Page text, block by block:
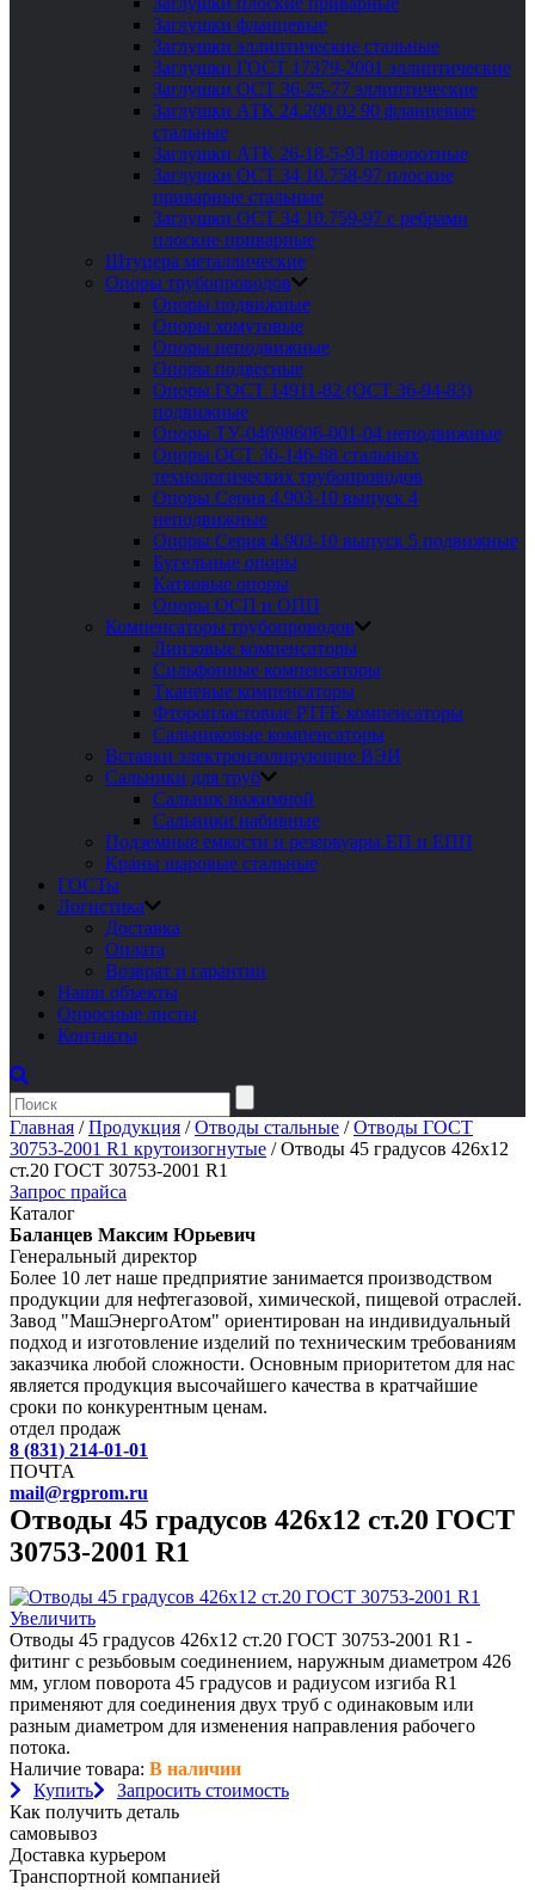
Заглушки фланцевые
Заглушки эллиптические стальные
Заглушки ГОСТ 17379-2001 эллиптические
Заглушки ОСТ 36-25-77 эллиптические
Заглушки АТК 24.200 02 90 фланцевые
стальные
Заглушки АТК 26-18-5-93 поворотные
Заглушки ОСТ 34 10.758-97 плоские
приварные стальные
Заглушки ОСТ 34 10.759-97 с ребрами
плоские приварные
Штуцера металлические
Опоры трубопроводов
Опоры подвижные
Опоры хомутовые
Опоры неподвижные
Опоры подвесные
Опоры ГОСТ 14911-82 (ОСТ 36-94-83)
подвижные
Опоры ТУ-04698606-001-04 неподвижные
Опоры ОСТ 36-146-88 стальных
технологических трубопроводов
Опоры Серия 4.903-10 выпуск 4
неподвижные
Опоры Серия 4.903-10 выпуск 5 подвижные
Бугельные опоры
Катковые опоры
Опоры ОСП и ОПП
Компенсаторы трубопроводов
Линзовые компенсаторы
Сильфонные компенсаторы
Тканевые компенсаторы
Фторопластовые PTFE компенсаторы
Сальниковые компенсаторы
Вставки электроизолирующие ВЭИ
Сальники для труб
Сальник нажимной
Сальники набивные
Подземные емкости и резервуары ЕП и ЕПП
Краны шаровые стальные
ГОСТы
Логистика
Доставка
Оплата
Возврат и гарантии
Наши объекты
Опросные листы
Контакты
Главная /Продукция /Отводы стальные /Отводы ГОСТ
30753-2001 R1 крутоизогнутые /Отводы 45 градусов 426х12
ст.20 ГОСТ 30753-2001 R1
Запрос прайса
Каталог
Баланцев Максим Юрьевич
Генеральный директор
Более 10 лет наше предприятие занимается производством
продукции для нефтегазовой, химической, пищевой отраслей.
Завод "МашЭнергоАтом" ориентирован на индивидуальный
подход и изготовление изделий по техническим требованиям
заказчика любой сложности. Основным приоритетом для нас
является продукция высочайшего качества в кратчайшие
сроки по конкурентным ценам.
отдел продаж
8 (831) 214-01-01
ПОЧТА
mail@rgprom.ru
Отводы 45 градусов 426х12 ст.20 ГОСТ
30753-2001 R1
Увеличить
Отводы 45 градусов 426х12 ст.20 ГОСТ 30753-2001 R1 -
фитинг с резьбовым соединением, наружным диаметром 426
мм, углом поворота 45 градусов и радиусом изгиба R1
применяют для соединения двух труб с одинаковым или
разным диаметром для изменения направления рабочего
потока.
Наличие товара: В наличии
Купить
Запросить стоимость
Как получить деталь
самовывоз
Доставка курьером
Транспортной компанией